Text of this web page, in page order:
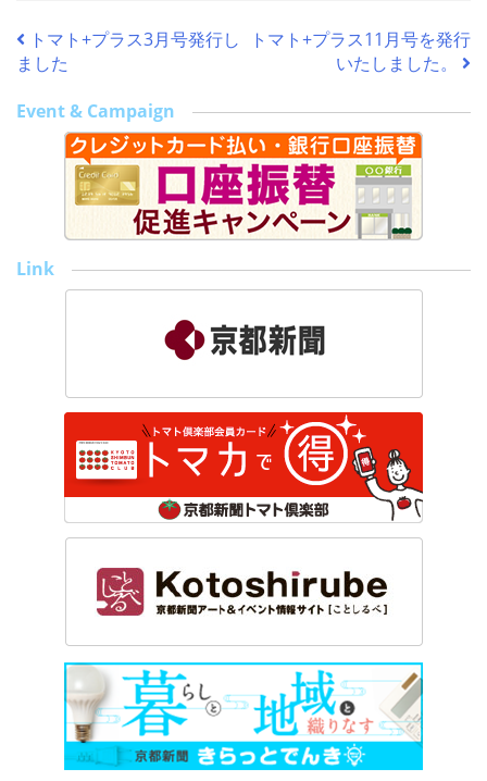
e
b
o
o
k
er l
トマト+プラス3月号発行し
ました
トマト+プラス11月号を発行
いたしました。
Event & Campaign
Link